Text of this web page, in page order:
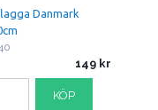
Danmark
149
KÖP